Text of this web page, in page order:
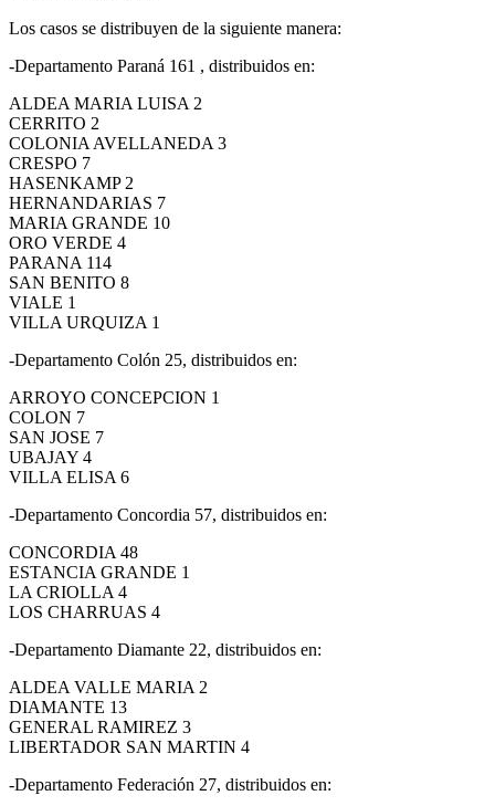
Los casos se distribuyen de la siguiente manera:
-Departamento Paraná 161 , distribuidos en:
ALDEA MARIA LUISA 2
CERRITO 2
COLONIA AVELLANEDA 3
CRESPO 7
HASENKAMP 2
HERNANDARIAS 7
MARIA GRANDE 10
ORO VERDE 4
PARANA 114
SAN BENITO 8
VIALE 1
VILLA URQUIZA 1
-Departamento Colón 25, distribuidos en:
ARROYO CONCEPCION 1
COLON 7
SAN JOSE 7
UBAJAY 4
VILLA ELISA 6
-Departamento Concordia 57, distribuidos en:
CONCORDIA 48
ESTANCIA GRANDE 1
LA CRIOLLA 4
LOS CHARRUAS 4
-Departamento Diamante 22, distribuidos en:
ALDEA VALLE MARIA 2
DIAMANTE 13
GENERAL RAMIREZ 3
LIBERTADOR SAN MARTIN 4
-Departamento Federación 27, distribuidos en: